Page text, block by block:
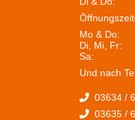
Mo & Do:
Di, Mi, Fr:
Sa:
Und nach
03634 /
03635 /